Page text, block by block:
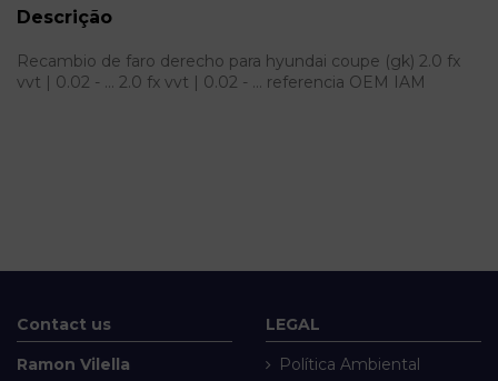
Descrição
Recambio de faro derecho para hyundai coupe (gk) 2.0 fx
vvt | 0.02 - ... 2.0 fx vvt | 0.02 - ... referencia OEM IAM
Contact us
Ramon Vilella
LEGAL
Política Ambiental